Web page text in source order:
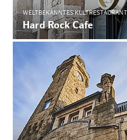
WELTBEKANNTES
Hard Rock Cafe